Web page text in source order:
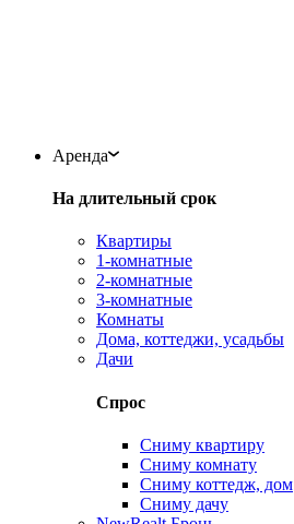
Аренда
На длительный срок
Квартиры
1-комнатные
2-комнатные
3-комнатные
Комнаты
Дома, коттеджи, усадьбы
Дачи
Спрос
Сниму квартиру
Сниму комнату
Сниму коттедж, дом
Сниму дачу